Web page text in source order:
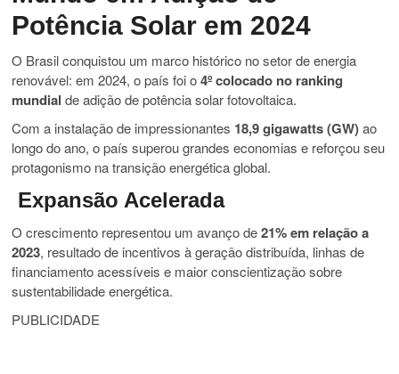
Potência Solar em 2024
O Brasilconquistou um marco histórico nosetordeenergia
renovável:em2024,opaísfoio4ºcolocado no ranking
mundial deadiçãodepotênciasolarfotovoltaica.
Coma instalaçãode impressionantes 18,9gigawatts (GW) ao
longodoano,opaíssuperougrandeseconomiase reforçouseu
protagonismo natransiçãoenergéticaglobal.
Expansão Acelerada
Ocrescimento representou umavançode21%em relaçãoa
2023, resultadode incentivosàgeraçãodistribuída, linhasde
financiamentoacessíveise maiorconscientizaçãosobre
sustentabilidadeenergética.
PUBLICIDADE